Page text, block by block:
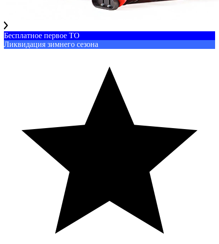
Бесплатное первое ТО
Ликвидация зимнего сезона